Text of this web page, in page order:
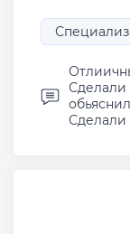
Сделали
Сделали